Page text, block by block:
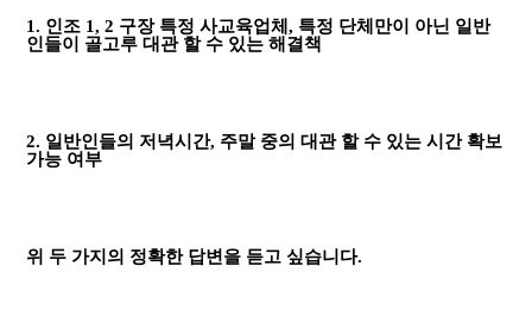
1. 인조 1, 2 구장 특정 사교육업체, 특정 단체만이 아닌 일반
인들이 골고루 대관 할 수 있는 해결책
2. 일반인들의 저녁시간, 주말 중의 대관 할 수 있는 시간 확보
가능 여부
위 두 가지의 정확한 답변을 듣고 싶습니다.